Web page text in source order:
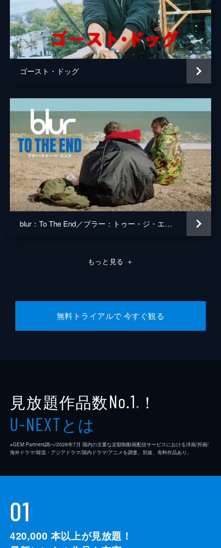
ゴースト・ドッグ
blur：To The End／ブラー：トゥー・ジ・エンド
もっと見る ＋
無料トライアルで 今すぐ観る
見放題作品数No.1 ※ ！
U-NEXTとは
※GEM Partners調べ/2026年7⽉ 国内の主要な定額制動画配信サービスにおける洋画/邦画/
海外ドラマ/韓流・アジアドラマ/国内ドラマ/アニメを調査。別途、有料作品あり。
01
420,000 本以上が見放題！